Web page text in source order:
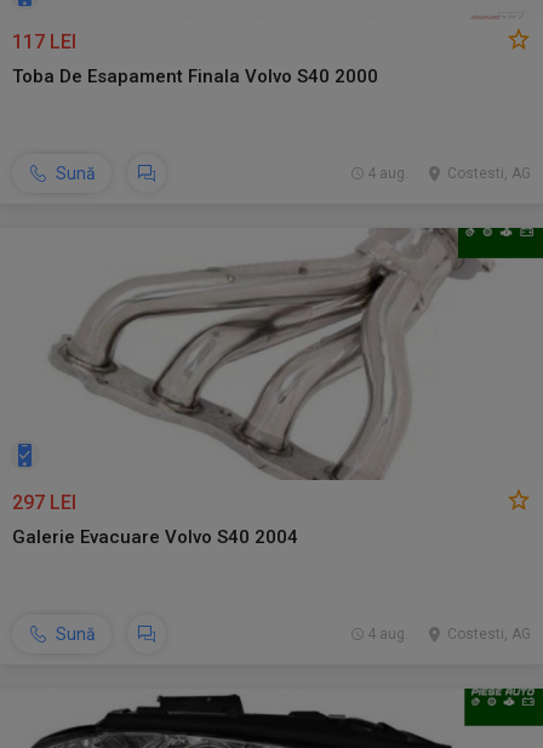
117 LEI
Toba De Esapament Finala Volvo S40 2000
Sună Costesti, AG
4 aug.
297 LEI
Galerie Evacuare Volvo S40 2004
Sună Costesti, AG
4 aug.